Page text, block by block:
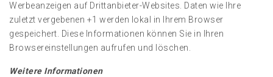
Werbeanzeigen auf Drittanbieter-Websites. Daten wie Ihre
zuletzt vergebenen +1 werden lokal in Ihrem Browser
gespeichert. Diese Informationen können Sie in Ihren
Browsereinstellungen aufrufen und löschen.
Weitere Informationen